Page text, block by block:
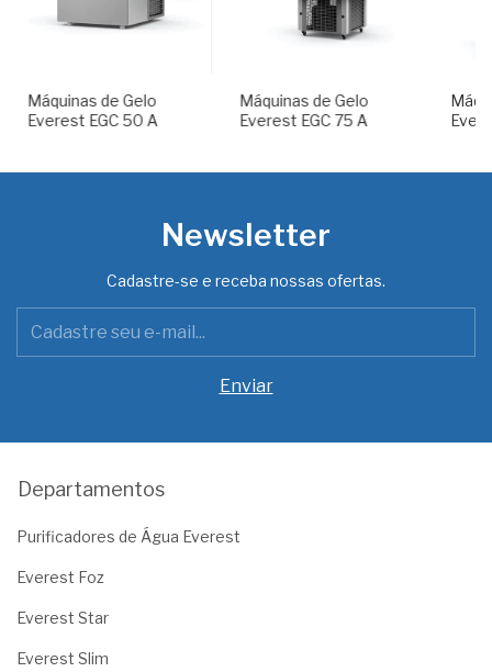
Máquinas de Gelo
Everest EGC 50 A
Máquinas de Gelo
Everest EGC 75 A
Newsletter
Cadastre-se e receba nossas ofertas.
Departamentos
Purificadores de Água Everest
Everest Foz
Everest Star
Everest Slim